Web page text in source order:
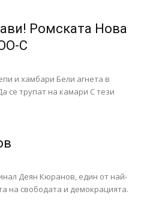
Ромската Нова
С
и хамбари Бели агнета в
се трупат на камари С тези
Деян Кюранов, един от най-
на свободата и демокрацията.